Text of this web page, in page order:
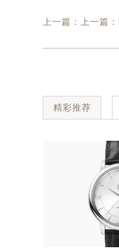
上一篇：上一篇：
精彩推荐